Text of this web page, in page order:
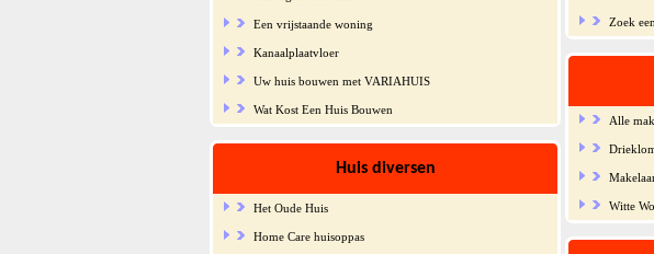
Een vrijstaande woning
Kanaalplaatvloer
Uw huis bouwen met VARIAHUIS
Wat Kost Een Huis Bouwen
Huis diversen
Het Oude Huis
Home Care huisoppas
Zoek
Alle
Witte